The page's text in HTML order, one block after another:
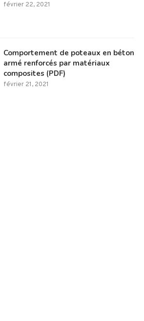
février 22, 2021
Comportement de poteaux en béton
armé renforcés par matériaux
composites (PDF)
février 21, 2021